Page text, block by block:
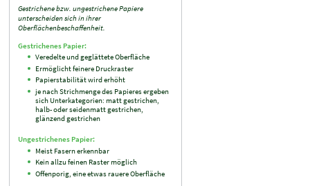
Gestrichene bzw. ungestrichene Papiere
unterscheiden sich in ihrer
Oberflächenbeschaffenheit.
Gestrichenes Papier:
Veredelte und geglättete Oberfläche
Ermöglicht feinere Druckraster
Papierstabilität wird erhöht
je nach Strichmenge des Papieres ergeben
sich Unterkategorien: matt gestrichen,
halb- oder seidenmatt gestrichen,
glänzend gestrichen
Ungestrichenes Papier:
Meist Fasern erkennbar
Kein allzu feinen Raster möglich
Offenporig, eine etwas rauere Oberfläche